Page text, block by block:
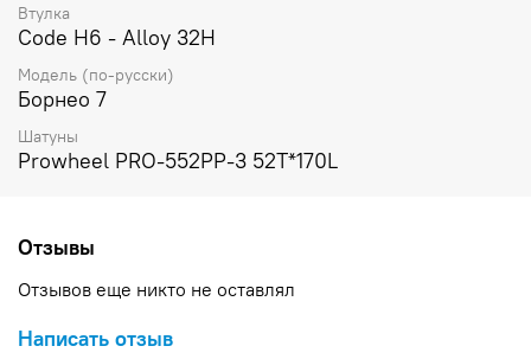
Втулка
Code H6 - Alloy 32H
Модель (по-русски)
Борнео 7
Шатуны
Prowheel PRO-552PP-3 52T*170L
Отзывы
Отзывов еще никто не оставлял
Написать отзыв